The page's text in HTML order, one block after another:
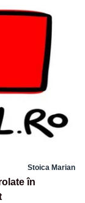
Stoica Marian
în